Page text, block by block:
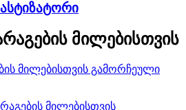
მილებისთვის